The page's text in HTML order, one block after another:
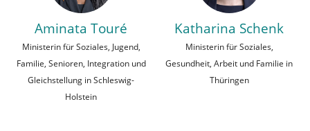
Aminata Touré
Ministerin für Soziales, Jugend,
Familie, Senioren, Integration und
Gleichstellung in Schleswig-
Holstein
Katharina Schenk
Ministerin für Soziales,
Gesundheit, Arbeit und Familie in
Thüringen